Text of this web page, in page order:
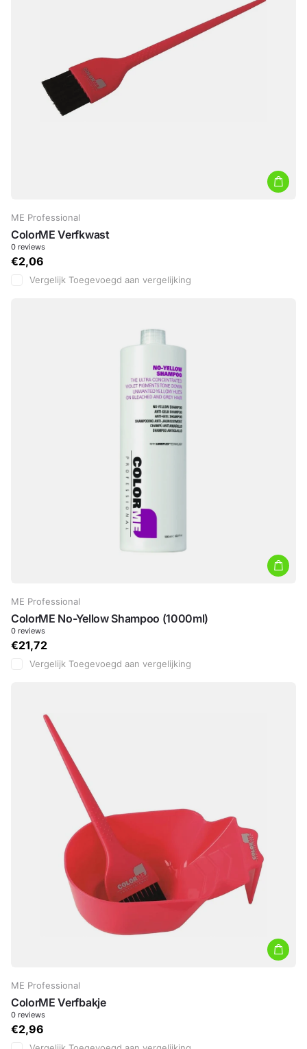
ME Professional
ColorME Verfkwast
0 reviews
€2,06
Vergelijk Toegevoegd aan vergelijking
ME Professional
ColorME No-Yellow Shampoo (1000ml)
0 reviews
€21,72
Vergelijk Toegevoegd aan vergelijking
ME Professional
ColorME Verfbakje
0 reviews
€2,96